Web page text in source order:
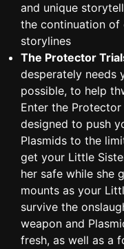
and unique
the continuation of
storylines
The Protector
desperately needs
possible, to help
Enter the
designed to push
Plasmids to the
get your Little
her safe while she
mounts as your
survive the
weapon and
fresh, as well as a